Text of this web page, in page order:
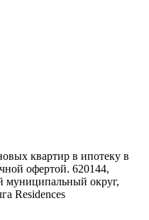
квартир в ипотеку в
офертой. 620144,
муниципальный округ,
Residences